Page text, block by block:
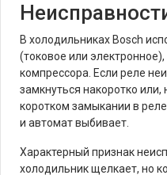
В холодильниках Bosch
(токовое или
компрессора. Если реле
замкнуться накоротко
коротком замыкании в
и автомат выбивает.
Характерный признак
холодильник щелкает, но